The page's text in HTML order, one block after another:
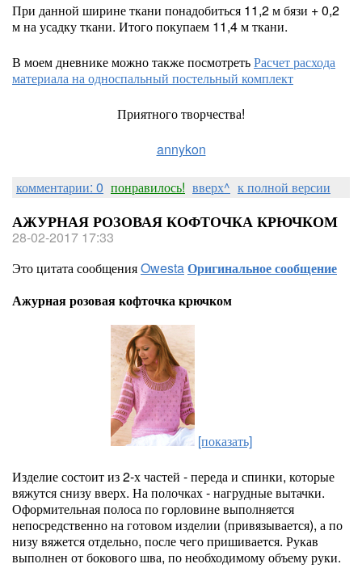
При данной ширине ткани понадобиться 11,2 м бязи + 0,2
м на усадку ткани. Итого покупаем 11,4 м ткани.
В моем дневнике можно также посмотретьРасчет расхода
материала на односпальный постельный комплект
Приятного творчества!
annykon
комментарии: 0 понравилось! вверх^ к полной версии
АЖУРНАЯ РОЗОВАЯ КОФТОЧКА КРЮЧКОМ
28-02-2017 17:33
Это цитата сообщенияOwestaОригинальное сообщение
Ажурная розовая кофточка крючком
[показать]
Изделие состоит из 2-х частей - переда и спинки, которые
вяжутся снизу вверх. На полочках - нагрудные вытачки.
Оформительная полоса по горловине выполняется
непосредственно на готовом изделии (привязывается), а по
низу вяжется отдельно, после чего пришивается. Рукав
выполнен от бокового шва, по необходимому объему руки.